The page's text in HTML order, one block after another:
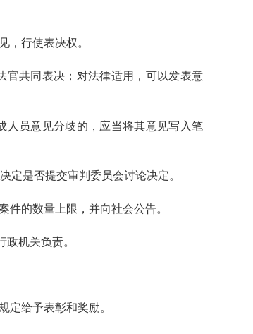
，行使表决权。
官共同表决；对法律适用，可以发表意
人员意见分歧的，应当将其意见写入笔
定是否提交审判委员会讨论决定。
件的数量上限，并向社会公告。
机关负责。
定给予表彰和奖励。